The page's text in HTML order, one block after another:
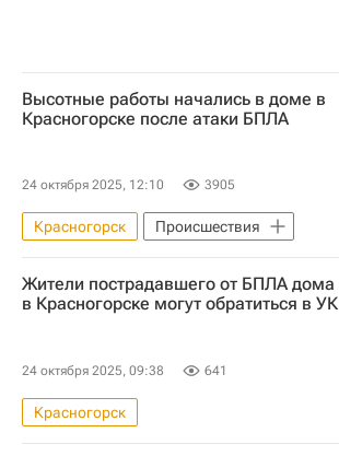
Высотные работы начались в доме в
Красногорске после атаки БПЛА
24 октября 2025, 12:10 3905
Красногорск
Происшествия
Московская область (Подмосковье)
Андрей Воробьев
Жилье
Жители пострадавшего от БПЛА дома
в Красногорске могут обратиться в УК
24 октября 2025, 09:38 641
Красногорск
Московская область (Подмосковье)